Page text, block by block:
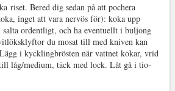
riset. Bered dig sedan på att pochera
inget att vara nervös för): koka upp
ordentligt, och ha eventuellt i buljong
du mosat till med kniven kan
i kycklingbrösten när vattnet kokar, vrid
låg/medium, täck med lock. Låt gå i tio-